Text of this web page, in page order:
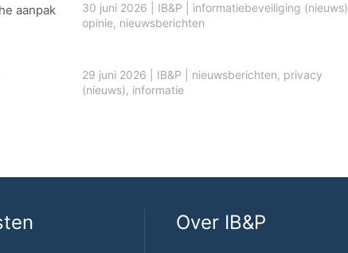
aanpak
30 juni 2026 IB&P informatiebeveiliging (nieuws)
opinie, nieuwsberichten
29 juni 2026 IB&P nieuwsberichten, privacy
(nieuws), informatie
Over IB&P